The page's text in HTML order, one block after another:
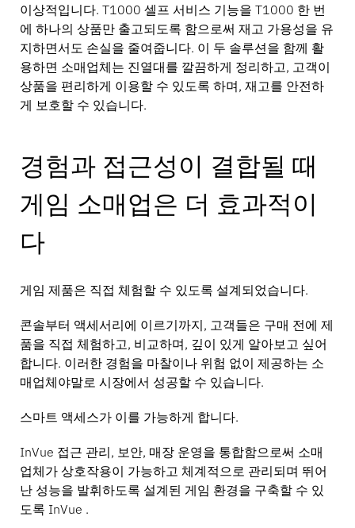
이상적입니다. T1000 셀프 서비스 기능을 T1000 한 번
에 하나의 상품만 출고되도록 함으로써 재고 가용성을 유
지하면서도 손실을 줄여줍니다. 이 두 솔루션을 함께 활
용하면 소매업체는 진열대를 깔끔하게 정리하고, 고객이
상품을 편리하게 이용할 수 있도록 하며, 재고를 안전하
게 보호할 수 있습니다.
경험과 접근성이 결합될 때
게임 소매업은 더 효과적이
다
게임 제품은 직접 체험할 수 있도록 설계되었습니다.
콘솔부터 액세서리에 이르기까지, 고객들은 구매 전에 제
품을 직접 체험하고, 비교하며, 깊이 있게 알아보고 싶어
합니다. 이러한 경험을 마찰이나 위험 없이 제공하는 소
매업체야말로 시장에서 성공할 수 있습니다.
스마트 액세스가 이를 가능하게 합니다.
InVue 접근 관리, 보안, 매장 운영을 통합함으로써 소매
업체가 상호작용이 가능하고 체계적으로 관리되며 뛰어
난 성능을 발휘하도록 설계된 게임 환경을 구축할 수 있
도록 InVue .